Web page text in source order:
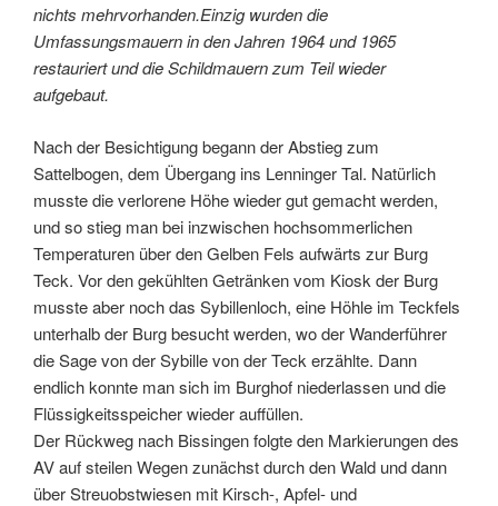
nichts mehrvorhanden.Einzig wurden die
Umfassungsmauern in den Jahren 1964 und 1965
restauriert und die Schildmauern zum Teil wieder
aufgebaut.
Nach der Besichtigung begann der Abstieg zum
Sattelbogen, dem Übergang ins Lenninger Tal. Natürlich
musste die verlorene Höhe wieder gut gemacht werden,
und so stieg man bei inzwischen hochsommerlichen
Temperaturen über den Gelben Fels aufwärts zur Burg
Teck. Vor den gekühlten Getränken vom Kiosk der Burg
musste aber noch das Sybillenloch, eine Höhle im Teckfels
unterhalb der Burg besucht werden, wo der Wanderführer
die Sage von der Sybille von der Teck erzählte. Dann
endlich konnte man sich im Burghof niederlassen und die
Flüssigkeitsspeicher wieder auffüllen.
Der Rückweg nach Bissingen folgte den Markierungen des
AV auf steilen Wegen zunächst durch den Wald und dann
über Streuobstwiesen mit Kirsch-, Apfel- und